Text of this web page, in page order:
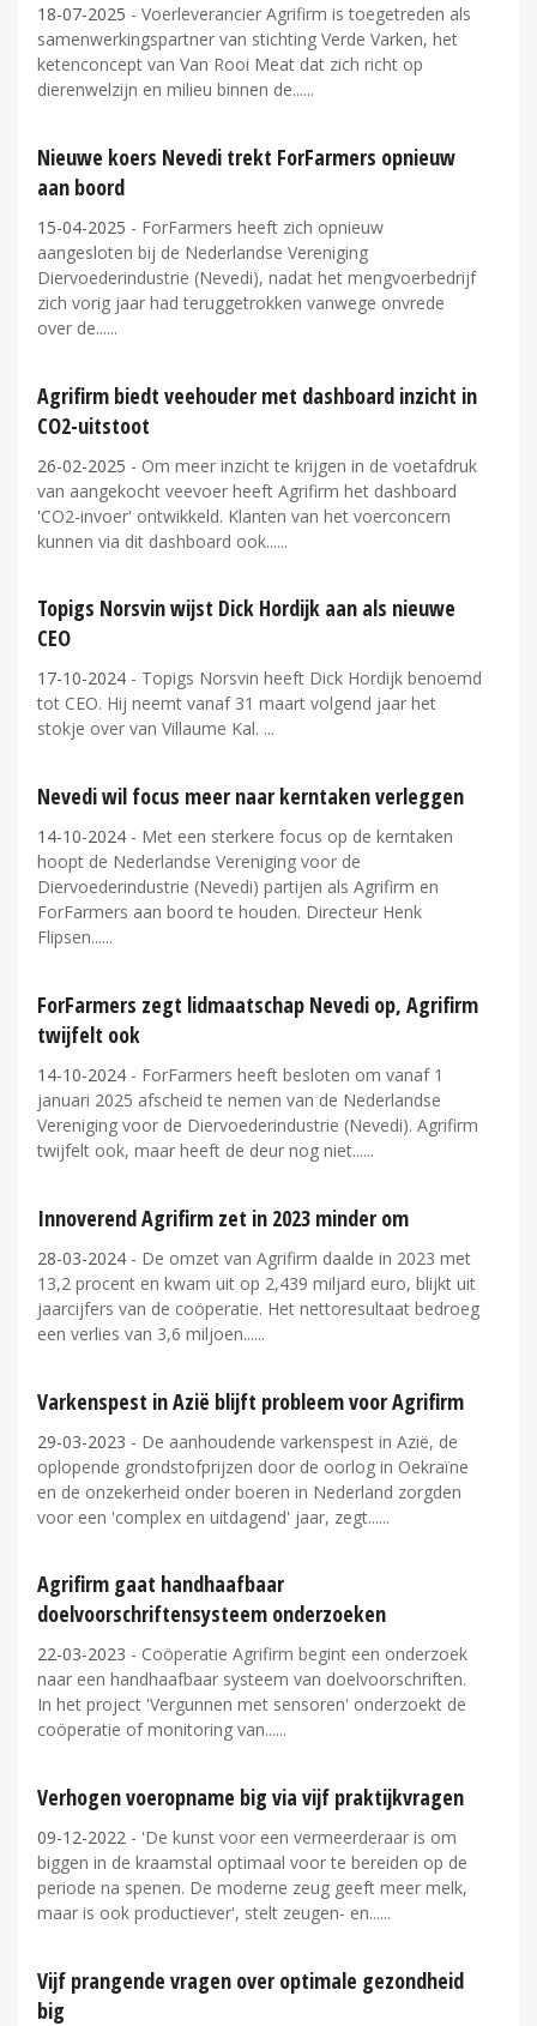
18-07-2025 - Voerleverancier Agrifirm is toegetreden als
samenwerkingspartner van stichting Verde Varken, het
ketenconcept van Van Rooi Meat dat zich richt op
dierenwelzijn en milieu binnen de...
Nieuwe koers Nevedi trekt ForFarmers opnieuw
aan boord
15-04-2025 - ForFarmers heeft zich opnieuw
aangesloten bij de Nederlandse Vereniging
Diervoederindustrie (Nevedi), nadat het mengvoerbedrijf
zich vorig jaar had teruggetrokken vanwege onvrede
over de...
Agrifirm biedt veehouder met dashboard inzicht in
CO2-uitstoot
26-02-2025 - Om meer inzicht te krijgen in de voetafdruk
van aangekocht veevoer heeft Agrifirm het dashboard
'CO2-invoer' ontwikkeld. Klanten van het voerconcern
kunnen via dit dashboard ook...
Topigs Norsvin wijst Dick Hordijk aan als nieuwe
CEO
17-10-2024 - Topigs Norsvin heeft Dick Hordijk benoemd
tot CEO. Hij neemt vanaf 31 maart volgend jaar het
stokje over van Villaume Kal.
Nevedi wil focus meer naar kerntaken verleggen
14-10-2024 - Met een sterkere focus op de kerntaken
hoopt de Nederlandse Vereniging voor de
Diervoederindustrie (Nevedi) partijen als Agrifirm en
ForFarmers aan boord te houden. Directeur Henk
Flipsen...
ForFarmers zegt lidmaatschap Nevedi op, Agrifirm
twijfelt ook
14-10-2024 - ForFarmers heeft besloten om vanaf 1
januari 2025 afscheid te nemen van de Nederlandse
Vereniging voor de Diervoederindustrie (Nevedi). Agrifirm
twijfelt ook, maar heeft de deur nog niet...
Innoverend Agrifirm zet in 2023 minder om
28-03-2024 - De omzet van Agrifirm daalde in 2023 met
13,2 procent en kwam uit op 2,439 miljard euro, blijkt uit
jaarcijfers van de coöperatie. Het nettoresultaat bedroeg
een verlies van 3,6 miljoen...
Varkenspest in Azië blijft probleem voor Agrifirm
29-03-2023 - De aanhoudende varkenspest in Azië, de
oplopende grondstofprijzen door de oorlog in Oekraïne
en de onzekerheid onder boeren in Nederland zorgden
voor een 'complex en uitdagend' jaar, zegt...
Agrifirm gaat handhaafbaar
doelvoorschriftensysteem onderzoeken
22-03-2023 - Coöperatie Agrifirm begint een onderzoek
naar een handhaafbaar systeem van doelvoorschriften.
In het project 'Vergunnen met sensoren' onderzoekt de
coöperatie of monitoring van...
Verhogen voeropname big via vijf praktijkvragen
09-12-2022 - 'De kunst voor een vermeerderaar is om
biggen in de kraamstal optimaal voor te bereiden op de
periode na spenen. De moderne zeug geeft meer melk,
maar is ook productiever', stelt zeugen- en...
Vijf prangende vragen over optimale gezondheid
big